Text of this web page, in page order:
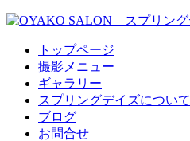
トップページ
撮影メニュー
ギャラリー
スプリングデイズについて
ブログ
お問合せ